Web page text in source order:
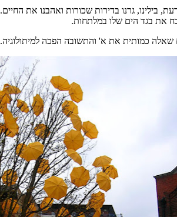
, בילינו, גרנו בדירות שכורות ואהבנו את החיים.
את בגד הים שלו במלתחות.
כמותית את א' והתשובה הפכה למיתולוגיה.